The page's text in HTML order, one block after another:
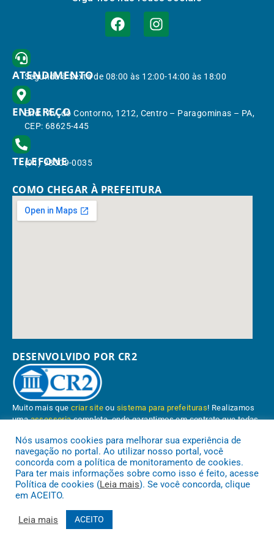
ATENDIMENTO
Segunda à Sexta de 08:00 às 12:00-14:00 às 18:00
ENDEREÇO
End.: Av. do Contorno, 1212, Centro – Paragominas – PA,
CEP: 68625-445
TELEFONE
(91) 98309-0035
COMO CHEGAR À PREFEITURA
DESENVOLVIDO POR CR2
Muito mais quecriar site ou sistema para prefeituras! Realizamos
umaassessoriacompleta, onde garantimos em contrato que todas
Conheça oPNTP e oRadar da Transparência Pública
Nós usamos cookies para melhorar sua experiência de
navegação no portal. Ao utilizar nosso portal, você
concorda com a política de monitoramento de cookies.
Para ter mais informações sobre como isso é feito, acesse
Política de cookies (Leia mais). Se você concorda, clique
em ACEITO.
Leia mais ACEITO